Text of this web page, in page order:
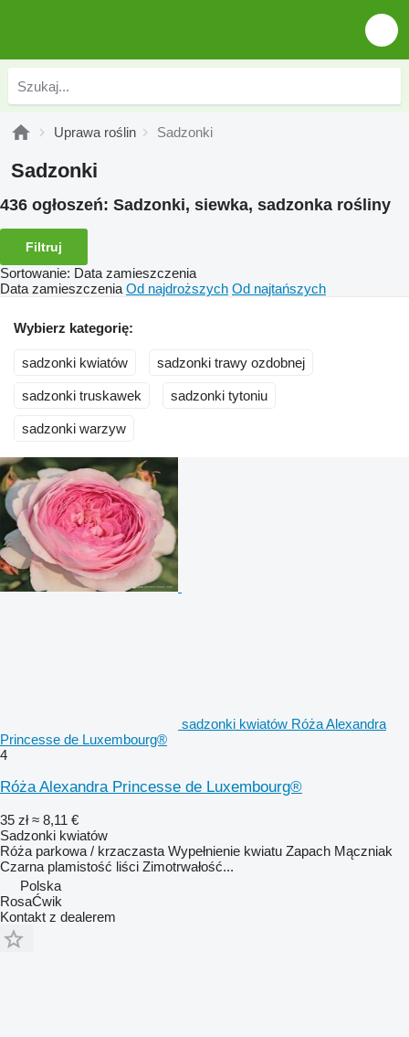
Uprawa roślin Sadzonki
Sadzonki
436 ogłoszeń: Sadzonki, siewka, sadzonka rośliny
Filtruj
Sortowanie: Data zamieszczenia
Data zamieszczenia Od najdroższych Od najtańszych
Wybierz kategorię:
sadzonki kwiatów sadzonki trawy ozdobnej
sadzonki truskawek sadzonki tytoniu
sadzonki warzyw
sadzonki kwiatów Róża Alexandra
Princesse de Luxembourg®
4
Róża Alexandra Princesse de Luxembourg®
35 zł ≈ 8,11 €
Sadzonki kwiatów
Róża parkowa / krzaczasta Wypełnienie kwiatu Zapach Mączniak
Czarna plamistość liści Zimotrwałość...
Polska
RosaĆwik
Kontakt z dealerem